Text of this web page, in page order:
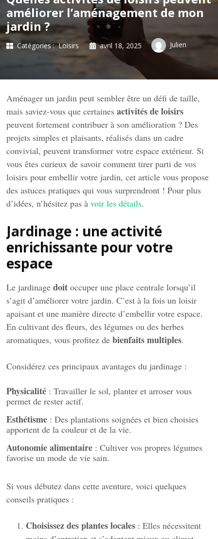
améliorer l’aménagement de mon
jardin ?
Catégories : Loisirs avril 18, 2025 Julien
Aménager un jardin peut sembler être un défi de taille,
mais saviez-vous que certainesactivités de loisirs
peuvent fortement contribuer à son amélioration ? Des
projets simples et plaisants, réalisés dans un cadre
convivial, peuvent transformer votre espace extérieur. Si
vous êtes curieux de savoir comment tirer parti de vos
loisirs pour embellir votre jardin, cet article vous propose
des astuces pratiques qui vous surprendront ! Pour plus
d’idées, n’hésitez pas àvoir les détails.
Jardinage : une activité
enrichissante pour votre
espace
Le jardinagedoit occuper une place centrale lorsqu’il
s’agit d’améliorer votre jardin. C’est à la fois un loisir
apaisant et une manière directe d’embellir votre espace.
En cultivant des fleurs, des légumes ou des herbes
aromatiques, vous profitez debienfaits multiples.
Considérez ces principaux avantages du jardinage :
Physicalité : Travailler le sol, planter et arroser vous
permet de rester actif.
Esthétisme : Des plantations soignées et bien choisies
apportent de la couleur et de la vie.
Autonomie alimentaire : Cultiver vos propres légumes
favorise un mode de vie sain.
Si vous débutez dans cette aventure, voici quelques
conseils pratiques :
Choisissez des plantes locales : Elles nécessitent